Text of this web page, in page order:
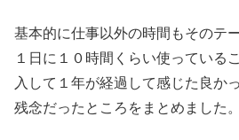
基本的に仕事以外の時間もそのテ
１日に１０時間くらい使っている
入して１年が経過して感じた良か
残念だったところをまとめました。